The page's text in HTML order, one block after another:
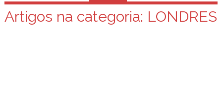
Artigos na categoria: LONDRES